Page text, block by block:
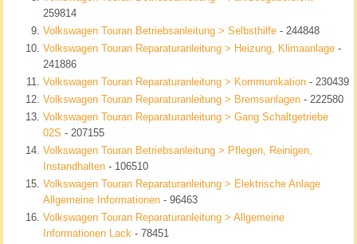
259814
Volkswagen Touran Betriebsanleitung > Selbsthilfe - 244848
Volkswagen Touran Reparaturanleitung > Heizung, Klimaanlage -
241886
Volkswagen Touran Reparaturanleitung > Kommunikation - 230439
Volkswagen Touran Reparaturanleitung > Bremsanlagen - 222580
Volkswagen Touran Reparaturanleitung > Gang Schaltgetriebe
02S - 207155
Volkswagen Touran Betriebsanleitung > Pflegen, Reinigen,
Instandhalten - 106510
Volkswagen Touran Reparaturanleitung > Elektrische Anlage
Allgemeine Informationen - 96463
Volkswagen Touran Reparaturanleitung > Allgemeine
Informationen Lack - 78451